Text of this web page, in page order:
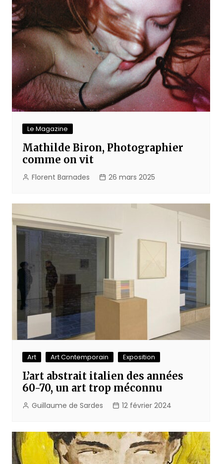
Le Magazine
Mathilde Biron, Photographier
comme on vit
Florent Barnades 26 mars 2025
Art Art Contemporain Exposition
L’art abstrait italien des années
60-70, un art trop méconnu
Guillaume de Sardes 12 février 2024